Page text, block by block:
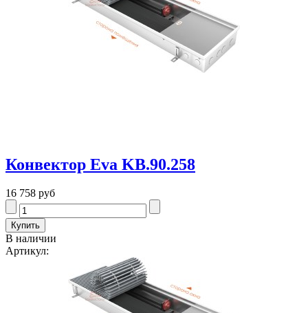
Конвектор Eva KB.90.258
16 758 руб
В наличии
Артикул: